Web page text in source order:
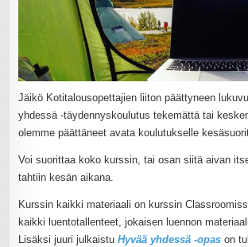
Jäikö Kotitalousopettajien liiton päättyneen
yhdessä -täydennyskoulutus tekemättä tai
olemme päättäneet avata koulutukselle
Voi suorittaa koko kurssin, tai osan siitä aivan
tahtiin kesän aikana.
Kurssin kaikki materiaali on kurssin
kaikki luentotallenteet, jokaisen luennon
Lisäksi juuri julkaistuHyvää yhdessä -opas on